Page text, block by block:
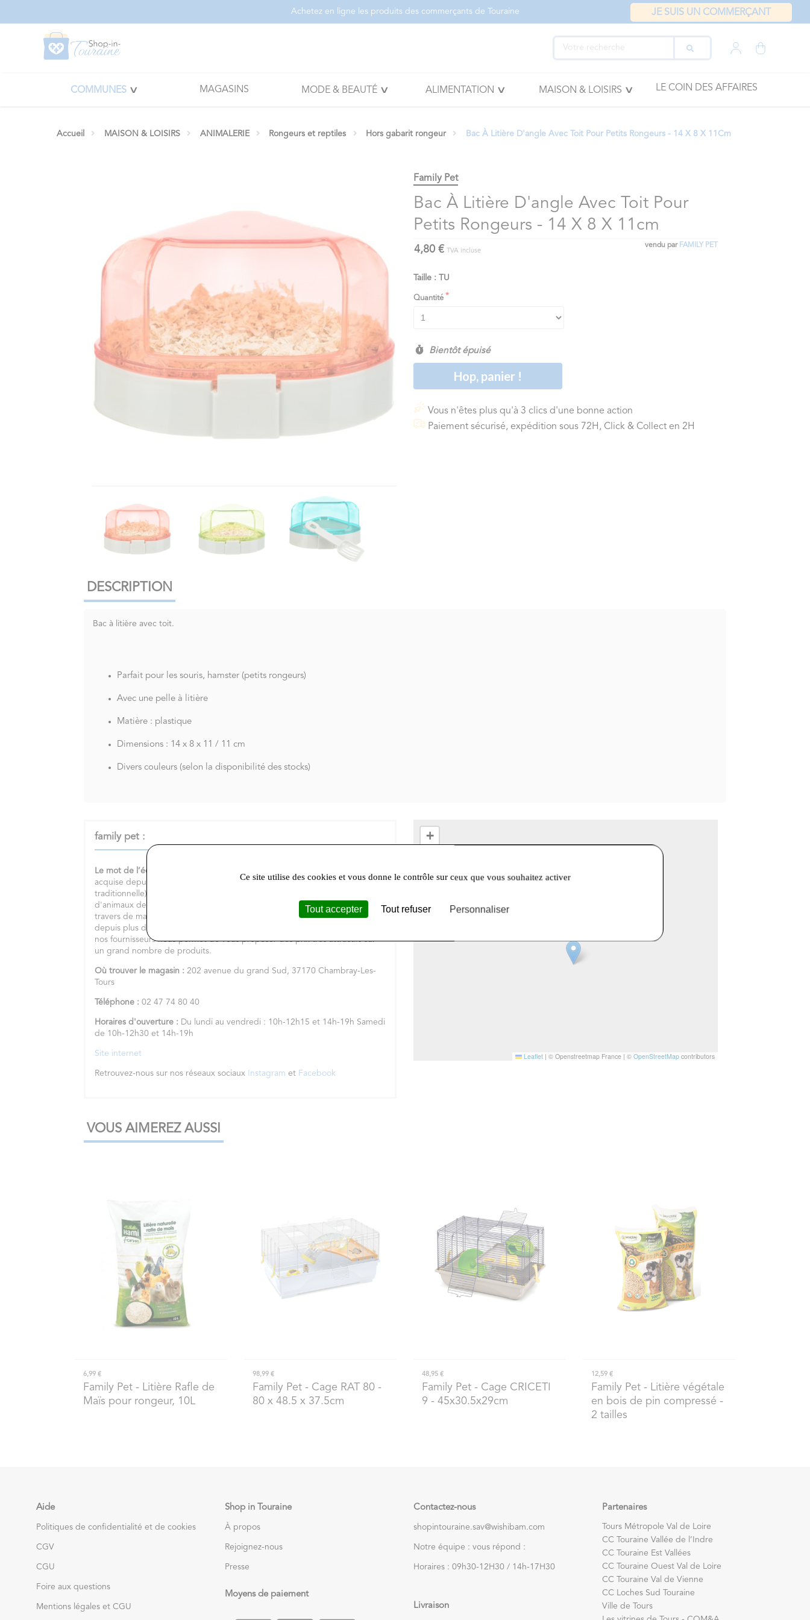
Achetez en ligne les produits des commerçants de Touraine JE SUIS UN COMMERÇANT
COMMUNES MAGASINS MODE & BEAUTÉ ALIMENTATION MAISON & LOISIRS LE COIN DES AFFAIRES
Accueil MAISON & LOISIRS ANIMALERIE Rongeurs et reptiles Hors gabarit rongeur Bac À Litière D'angle Avec Toit Pour Petits Rongeurs - 14 X 8 X 11Cm
Family Pet
Bac À Litière D'angle Avec Toit Pour
Petits Rongeurs - 14 X 8 X 11cm
vendu par FAMILY PET
4,80 € TVA incluse
Taille : TU
Quantité
Bientôt épuisé
Hop, panier !
Vous n'êtes plus qu'à 3 clics d'une bonne action
Paiement sécurisé, expédition sous 72H, Click & Collect en 2H
DESCRIPTION
Bac à litière avec toit.
Parfait pour les souris, hamster (petits rongeurs)
Avec une pelle à litière
Matière : plastique
Dimensions : 14 x 8 x 11 / 11 cm
Divers couleurs (selon la disponibilité des stocks)
family pet :
Le mot de l’équipe :
acquise depuis 1978 (création de la 1ère boutique d'animalerie
traditionnelle). Le site qui vient d'être crée va permettre aux passionnés
d'animaux de compagnie de retrouver le matériel le plus performant au
travers de marques plus ou moins connues longuement sélectionnées
depuis plus de 40 ans. Le partenariat que nous avons développé avec tous
nos fournisseurs nous permet de vous proposer des prix très attractifs sur
un grand nombre de produits.
Où trouver le magasin : 202 avenue du grand Sud, 37170 Chambray-Les-
Tours
Téléphone :02 47 74 80 40
Horaires d'ouverture : Du lundi au vendredi : 10h-12h15 et 14h-19h Samedi
de 10h-12h30 et 14h-19h
Site internet
Retrouvez-nous sur nos réseaux sociaux Instagram et Facebook
+
Leaflet | © Openstreetmap France | © OpenStreetMapcontributors
VOUS AIMEREZ AUSSI
6,99 €
Family Pet- Litière Rafle de
Maïs pour rongeur, 10L
98,99 €
Family Pet- Cage RAT 80 -
80 x 48.5 x 37.5cm
48,95 €
Family Pet - Cage CRICETI
9 - 45x30.5x29cm
12,59 €
Family Pet - Litière végétale
en bois de pin compressé -
2 tailles
Aide
Politiques de confidentialité et de cookies
CGV
CGU
Foire aux questions
Mentions légales et CGU
Shop in Touraine
À propos
Rejoignez-nous
Presse
Moyens de paiement
Contactez-nous
shopintouraine.sav@wishibam.com
Notre équipe : vous répond :
Horaires : 09h30-12H30 / 14h-17H30
Livraison
Partenaires
Tours Métropole Val de Loire
CC Touraine Vallée de l’Indre
CC Touraine Est Vallées
CC Touraine Ouest Val de Loire
CC Touraine Val de Vienne
CC Loches Sud Touraine
Ville de Tours
Ce site utilise des cookies et vous donne le contrôle sur ceux que vous souhaitez activer
Tout accepter Tout refuser Personnaliser